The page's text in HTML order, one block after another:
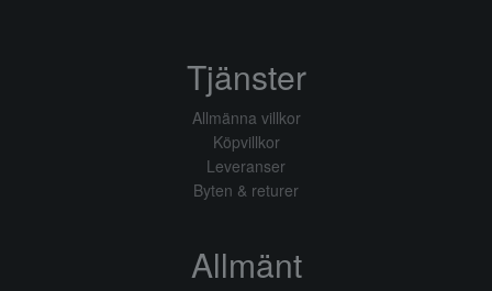
Tjänster
Allmänna villkor
Köpvillkor
Leveranser
Byten & returer
Allmänt